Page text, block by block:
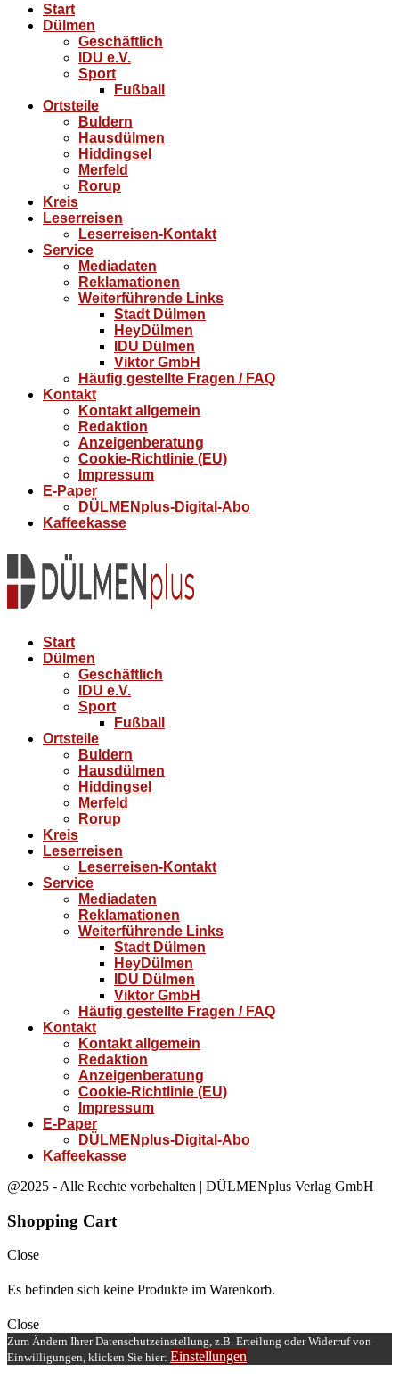
Start
Dülmen
Geschäftlich
IDU e.V.
Sport
Fußball
Ortsteile
Buldern
Hausdülmen
Hiddingsel
Merfeld
Rorup
Kreis
Leserreisen
Leserreisen-Kontakt
Service
Mediadaten
Reklamationen
Weiterführende Links
Stadt Dülmen
HeyDülmen
IDU Dülmen
Viktor GmbH
Häufig gestellte Fragen / FAQ
Kontakt
Kontakt allgemein
Redaktion
Anzeigenberatung
Cookie-Richtlinie (EU)
Impressum
E-Paper
DÜLMENplus-Digital-Abo
Kaffeekasse
Start
Dülmen
Geschäftlich
IDU e.V.
Sport
Fußball
Ortsteile
Buldern
Hausdülmen
Hiddingsel
Merfeld
Rorup
Kreis
Leserreisen
Leserreisen-Kontakt
Service
Mediadaten
Reklamationen
Weiterführende Links
Stadt Dülmen
HeyDülmen
IDU Dülmen
Viktor GmbH
Häufig gestellte Fragen / FAQ
Kontakt
Kontakt allgemein
Redaktion
Anzeigenberatung
Cookie-Richtlinie (EU)
Impressum
E-Paper
DÜLMENplus-Digital-Abo
Kaffeekasse
@2025 - Alle Rechte vorbehalten | DÜLMENplus Verlag GmbH
Shopping Cart
Close
Es befinden sich keine Produkte im Warenkorb.
Close
Zum Ändern Ihrer Datenschutzeinstellung, z.B. Erteilung oder Widerruf von
Einwilligungen, klicken Sie hier: Einstellungen